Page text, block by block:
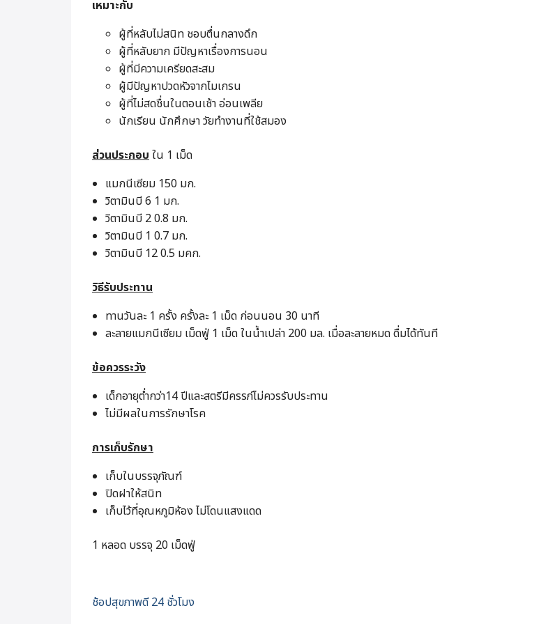
เหมาะกับ
ผู้ที่หลับไม่สนิท ชอบตื่นกลางดึก
ผู้ที่หลับยาก มีปัญหาเรื่องการนอน
ผู้ที่มีความเครียดสะสม
ผู้มีปัญหาปวดหัวจากไมเกรน
ผู้ที่ไม่สดชื่นในตอนเช้า อ่อนเพลีย
นักเรียน นักศึกษา วัยทำงานที่ใช้สมอง
ส่วนประกอบใน 1 เม็ด
แมกนีเซียม 150 มก.
วิตามินบี 6 1 มก.
วิตามินบี 2 0.8 มก.
วิตามินบี 1 0.7 มก.
วิตามินบี 12 0.5 มคก.
วิธีรับประทาน
ทานวันละ 1 ครั้ง ครั้งละ 1 เม็ด ก่อนนอน 30 นาที
ละลายแมกนีเซียม เม็ดฟู่ 1 เม็ด ในน้ำเปล่า 200 มล. เมื่อละลายหมด ดื่มได้ทันที
ข้อควรระวัง
เด็กอายุต่ำกว่า14 ปีและสตรีมีครรภ์ไม่ควรรับประทาน
ไม่มีผลในการรักษาโรค
การเก็บรักษา
เก็บในบรรจุภัณฑ์
ปิดฝาให้สนิท
เก็บไว้ที่อุณหภูมิห้อง ไม่โดนแสงแดด
1 หลอด บรรจุ 20 เม็ดฟู่
ช้อปสุขภาพดี 24 ชั่วโมง